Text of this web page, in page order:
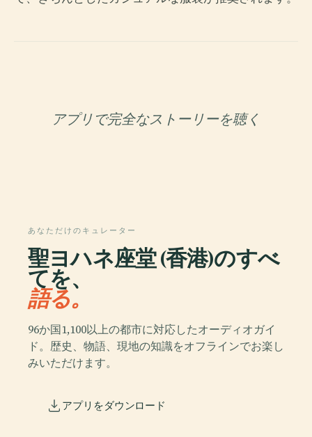
アプリで完全なストーリーを聴く
あなただけのキュレーター
聖ヨハネ座堂 (香港)のすべ
てを、
語る。
96か国1,100以上の都市に対応したオーディオガイ
ド。歴史、物語、現地の知識をオフラインでお楽し
みいただけます。
アプリをダウンロード